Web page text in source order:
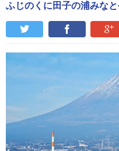
ふじのくに田子の浦みなと